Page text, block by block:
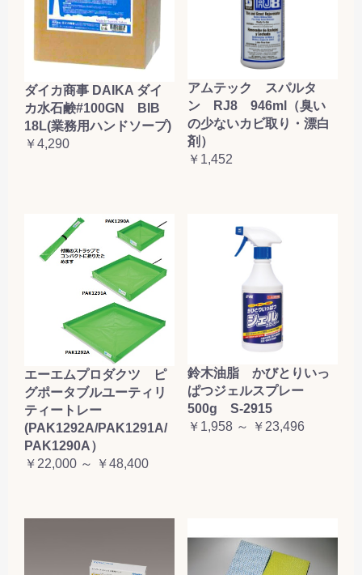
ダイカ商事 DAIKA ダイ
カ水石鹸#100GN BIB
18L(業務用ハンドソープ)
￥4,290
アムテック スパルタ
ン RJ8 946ml（臭い
の少ないカビ取り・漂白
剤）
￥1,452
エーエムプロダクツ ピ
グポータブルユーティリ
ティートレー
(PAK1292A/PAK1291A/
PAK1290A）
￥22,000 ～ ￥48,400
鈴木油脂 かびとりいっ
ぱつジェルスプレー
500g S-2915
￥1,958 ～ ￥23,496